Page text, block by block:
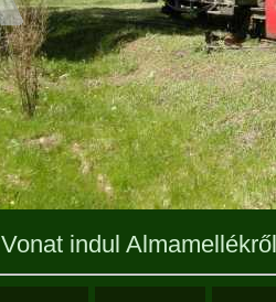
Vonat indul